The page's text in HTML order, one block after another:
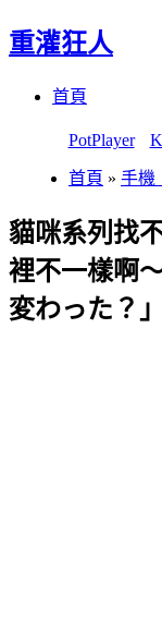
重灌狂人
首頁
PotPlayer
首頁 » 手機
貓咪系列找
裡不一樣啊
変わった？」